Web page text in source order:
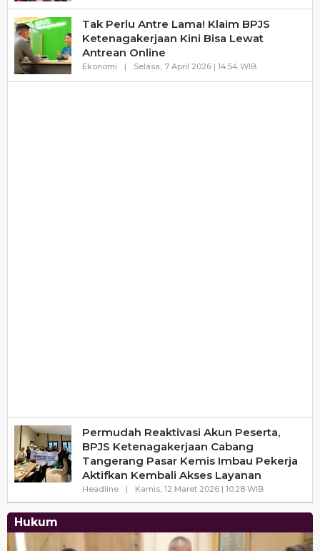
Tak Perlu Antre Lama! Klaim BPJS
Ketenagakerjaan Kini Bisa Lewat
Antrean Online
Ekonomi | Selasa, 7 April 2026 | 14:54 WIBOleh
Permudah Reaktivasi Akun Peserta,
BPJS Ketenagakerjaan Cabang
Tangerang Pasar Kemis Imbau Pekerja
Aktifkan Kembali Akses Layanan
Headline | Kamis, 12 Maret 2026 | 10:28 WIBOleh
Hukum